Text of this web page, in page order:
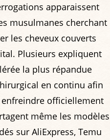
apparaissent
musulmanes cherchant
les cheveux couverts
Plusieurs expliquent
la plus répandue
en continu afin
officiellement
même les modèles
sur AliExpress, Temu